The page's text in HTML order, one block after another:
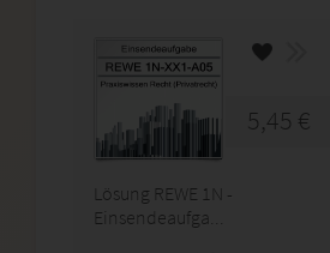
5,45 €
Lösung REWE 1N -
Einsendeaufga...